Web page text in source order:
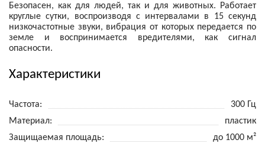
Безопасен, как для людей, так и для животных. Работает
круглые сутки, воспроизводя с интервалами в 15 секунд
низкочастотные звуки, вибрация от которых передается по
земле и воспринимается вредителями, как сигнал
опасности.
Характеристики
Частота
300 Гц
Материал
пластик
Защищаемая площадь
до 1000 м²